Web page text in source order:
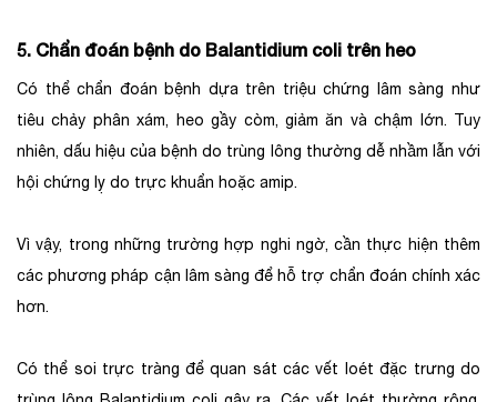
5. Chẩn đoán bệnh do Balantidium coli trên heo
Có thể chẩn đoán bệnh dựa trên triệu chứng lâm sàng như
tiêu chảy phân xám, heo gầy còm, giảm ăn và chậm lớn. Tuy
nhiên, dấu hiệu của bệnh do trùng lông thường dễ nhầm lẫn với
hội chứng lỵ do trực khuẩn hoặc amip.
Vì vậy, trong những trường hợp nghi ngờ, cần thực hiện thêm
các phương pháp cận lâm sàng để hỗ trợ chẩn đoán chính xác
hơn.
Có thể soi trực tràng để quan sát các vết loét đặc trưng do